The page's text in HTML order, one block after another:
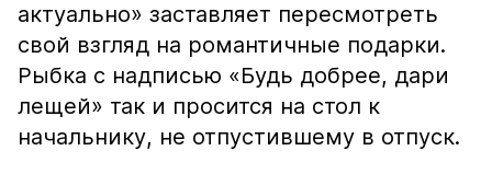
актуально» заставляет пересмотреть
свой взгляд на романтичные подарки.
Рыбка с надписью «Будь добрее, дари
лещей» так и просится на стол к
начальнику, не отпустившему в отпуск.